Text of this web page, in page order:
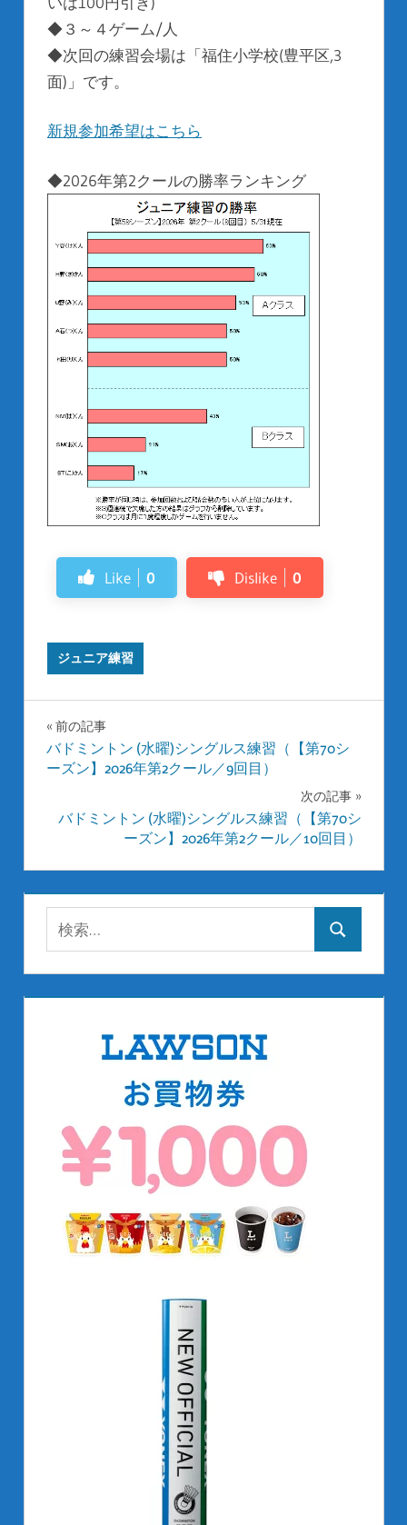
◆３～４ゲーム/人
◆次回の練習会場は「福住小学校(豊平区,3
面)」です。
新規参加希望はこちら
◆2026年第2クールの勝率ランキング
Like 0 Dislike 0
ジュニア練習
投
稿
ゲ
ー
シ
ョ
前の記事
バドミントン (水曜)シングルス練習（【第70シ
ーズン】2026年第2クール／9回目）
次の記事
バドミントン (水曜)シングルス練習（【第70シ
ーズン】2026年第2クール／10回目）
検